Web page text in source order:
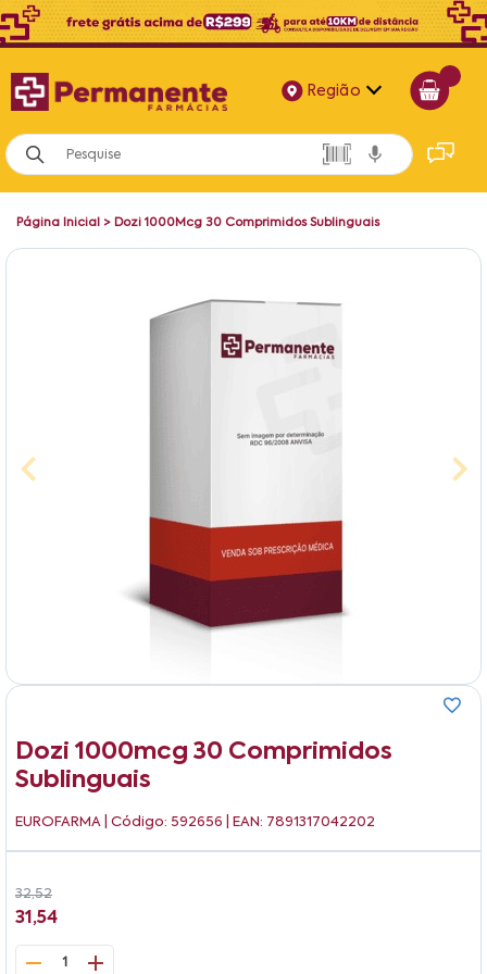
Região
Alagoas
Bahia
Página Inicial > Dozi 1000Mcg 30 Comprimidos Sublinguais
Dozi 1000mcg 30 Comprimidos
Sublinguais
EUROFARMA | Código: 592656 | EAN: 7891317042202
32,52
31,54
1